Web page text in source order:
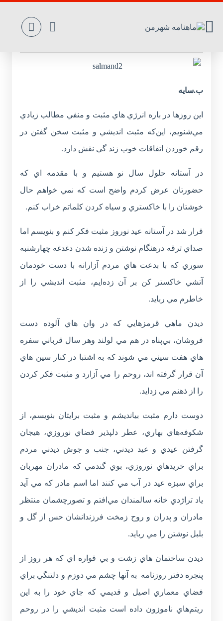
ب.سايه
اين روزها در باره انرژي هاي مثبت و منفي مطالب زيادي
مي‌شنويم، اين‌که مثبت انديشي و مثبت سخن گفتن در
رقم خوردن اتفاقات خوب زند گي نقش دارد.
در آستانه حلول سال نو هستيم و با مقدمه اي که
حضورتان عرض کردم واضح است که نمي خواهم حال
خوشتان را با خاکستري و سياه کردن کلماتم خراب کنم.
قرار شد در آستانه عيد نوروز مثبت فکر کنم و بنويسم اما
صداي ترقه درهنگام نوشتن و زنده شدن دغدغه چهارشنبه
سوري که با بدعت هاي مردم آزارانه با دست خودمان
آتشي خاکستر کن بر آن زده‌ايم، مثبت انديشي را از
خاطرم مي ربايد.
ديدن ماهي قرمزهايي که در وان هاي آلوده دست
فروشان، بي‌پناه در هم مي لولند وهر سال قرباني سفره
هاي هفت سيني مي شوند که به اشتبا در کنار سين هاي
آن قرار گرفته اند، روحم را مي آزارد و مثبت فکر کردن
را از ذهنم مي زدايد.
دوست دارم مثبت بيانديشم و مثبت برايتان بنويسم، از
شکوفه‌هاي بهاري، عطر دلپذير فضاي نوروزي، هيجان
گرفتن عيدي و عيد ديدني، جنب و جوش ديدني مردم
براي خريدهاي نوروزي، بوي گندمي که مادران مهربان
براي سبزه عيد در آب مي کنند اما اسم مادر که مي آيد
ياد تراژدي خانه سالمندان مي‌افتم و تصورچشمان منتظر
مادران و پدران و روح زمخت فرزندانشان حس از گل و
بلبل نوشتن را مي ربايد.
ديدن ساختمان هاي زشت و بي قواره اي که هر روز از
پنجره دفتر روزنامه به آنها چشم مي دوزم و دلتنگي براي
فضاي معماري اصيل و قديمي که جاي خود را به اين
ريتم‌هاي ناموزون داده است مثبت انديشي را در روحم